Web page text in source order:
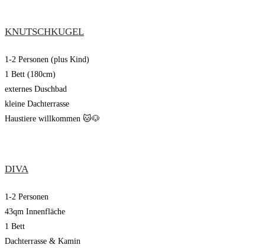
KNUTSCHKUGEL
1-2 Personen (plus Kind)
1 Bett (180cm)
externes Duschbad
kleine Dachterrasse
Haustiere willkommen 🐱🐶
DIVA
1-2 Personen
43qm Innenfläche
1 Bett
Dachterrasse & Kamin